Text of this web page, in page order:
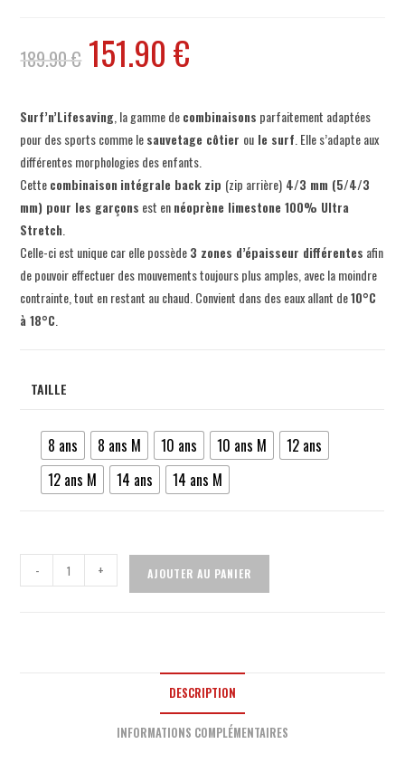
189.90€ 151.90€
Surf’n’Lifesaving, la gamme decombinaisons parfaitement adaptées
pour des sports comme lesauvetage côtier ou le surf. Elle s’adapte aux
différentes morphologies des enfants.
Cettecombinaison intégrale back zip (zip arrière) 4/3 mm (5/4/3
mm) pour les garçons est ennéoprène limestone 100% Ultra
Stretch.
Celle-ci est unique car elle possède3 zones d’épaisseur différentes afin
de pouvoir effectuer des mouvements toujours plus amples, avec la moindre
contrainte, tout en restant au chaud. Convient dans des eaux allant de10°C
à 18°C.
TAILLE
8 ans 8 ans M 10 ans 10 ans M
12 ans
12 ans M
14 ans 14 ans M
- + AJOUTER AU PANIER
DESCRIPTION
INFORMATIONS COMPLÉMENTAIRES